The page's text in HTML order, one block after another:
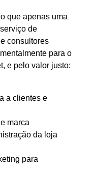
que apenas uma
de
consultores
para o
e pelo valor justo:
a clientes e
marca
da loja
para